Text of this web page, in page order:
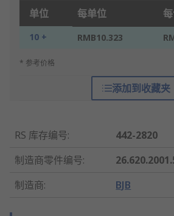
单位 每单位
10 + RMB10.323
* 参考价格
添加到收藏夹
RS 库存编号:
442-2820
制造商零件编号:
制造商: BJB